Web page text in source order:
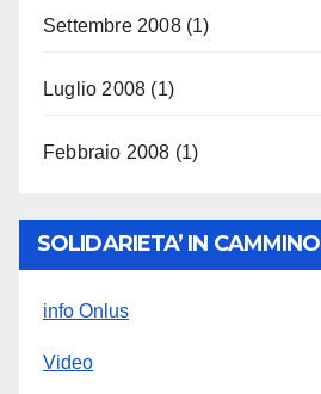
Settembre 2008(1)
Luglio 2008 (1)
Febbraio 2008 (1)
SOLIDARIETA’ IN CAMMINO
info Onlus
Video